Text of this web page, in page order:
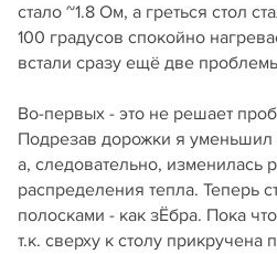
стало ~1.8 Ом, а греться стол
100 градусов спокойно
встали сразу ещё две
Во-первых - это не решает
Подрезав дорожки я уменьшил
а, следовательно, изменилась
распределения тепла. Теперь
полосками - как зЁбра. Пока
т.к. сверху к столу прикручена